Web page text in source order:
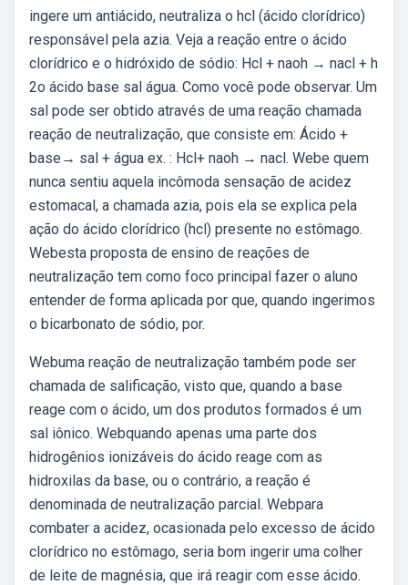
ingere um antiácido, neutraliza o hcl (ácido clorídrico)
responsável pela azia. Veja a reação entre o ácido
clorídrico e o hidróxido de sódio: Hcl + naoh → nacl + h
2o ácido base sal água. Como você pode observar. Um
sal pode ser obtido através de uma reação chamada
reação de neutralização, que consiste em: Ácido +
base→ sal + água ex. : Hcl+ naoh → nacl. Webe quem
nunca sentiu aquela incômoda sensação de acidez
estomacal, a chamada azia, pois ela se explica pela
ação do ácido clorídrico (hcl) presente no estômago.
Webesta proposta de ensino de reações de
neutralização tem como foco principal fazer o aluno
entender de forma aplicada por que, quando ingerimos
o bicarbonato de sódio, por.
Webuma reação de neutralização também pode ser
chamada de salificação, visto que, quando a base
reage com o ácido, um dos produtos formados é um
sal iônico. Webquando apenas uma parte dos
hidrogênios ionizáveis do ácido reage com as
hidroxilas da base, ou o contrário, a reação é
denominada de neutralização parcial. Webpara
combater a acidez, ocasionada pelo excesso de ácido
clorídrico no estômago, seria bom ingerir uma colher
de leite de magnésia, que irá reagir com esse ácido.